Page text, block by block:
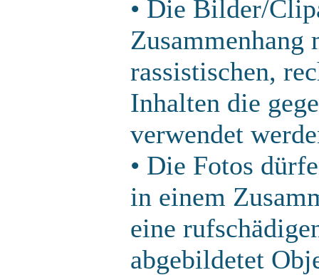
• Die Bilder/
Zusammenhang
rassistischen,
Inhalten die
verwendet
• Die Fotos
in einem
eine
abgebildetet